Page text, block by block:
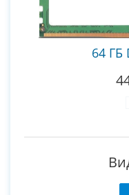
64 ГБ